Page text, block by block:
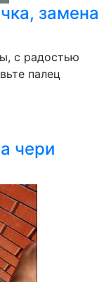
замена
с радостью
палец
чери